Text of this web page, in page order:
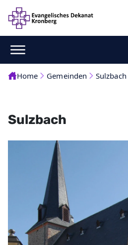
Home Gemeinden Sulzbach
Sulzbach